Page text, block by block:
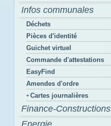
Infos communales
Déchets
Pièces d'identité
Guichet virtuel
Commande d'attestations
EasyFind
Amendes d'ordre
Cartes journalières
Finance-Constructions
Energie